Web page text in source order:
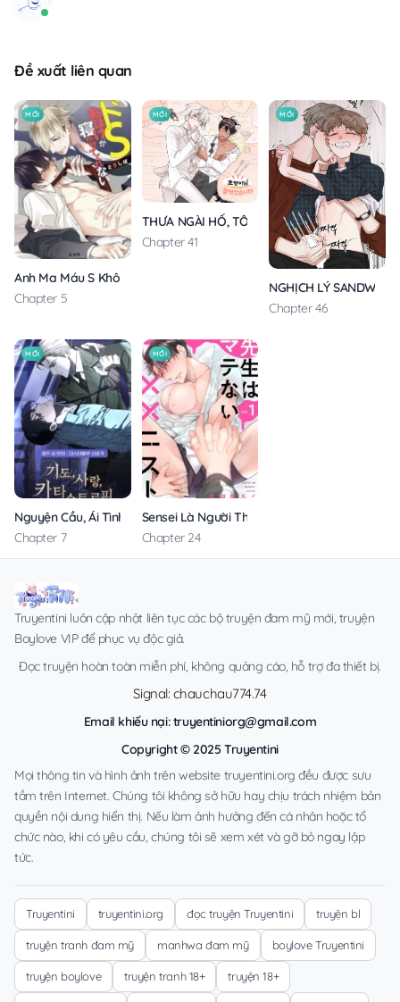
Đề xuất liên quan
MỚI
Anh Ma Máu S Không Cho Tôi Ngủ Yên
Chapter 5
MỚI
THƯA NGÀI HỔ, TÔI ĐÃ ĂN RẤT NGON MIỆNG
Chapter 41
MỚI
NGHỊCH LÝ SANDWICH
Chapter 46
MỚI
Nguyện Cầu, Ái Tình, Tai Ương
Chapter 7
MỚI
Sensei Là Người Thích Chơi Mông
Chapter 24
Truyentini luôn cập nhật liên tục các bộ truyện đam mỹ mới, truyện
Boylove VIP để phục vụ độc giả.
Đọc truyện hoàn toàn miễn phí, không quảng cáo, hỗ trợ đa thiết bị.
Signal: chauchau774.74
Email khiếu nại:truyentiniorg@gmail.com
Copyright © 2025 Truyentini
Mọi thông tin và hình ảnh trên website truyentini.org đều được sưu
tầm trên Internet. Chúng tôi không sở hữu hay chịu trách nhiệm bản
quyền nội dung hiển thị. Nếu làm ảnh hưởng đến cá nhân hoặc tổ
chức nào, khi có yêu cầu, chúng tôi sẽ xem xét và gỡ bỏ ngay lập
tức.
Truyentini truyentini.org đọc truyện Truyentini truyện bl
truyện tranh đam mỹ manhwa đam mỹ boylove Truyentini
truyện boylove truyện tranh 18+ truyện 18+